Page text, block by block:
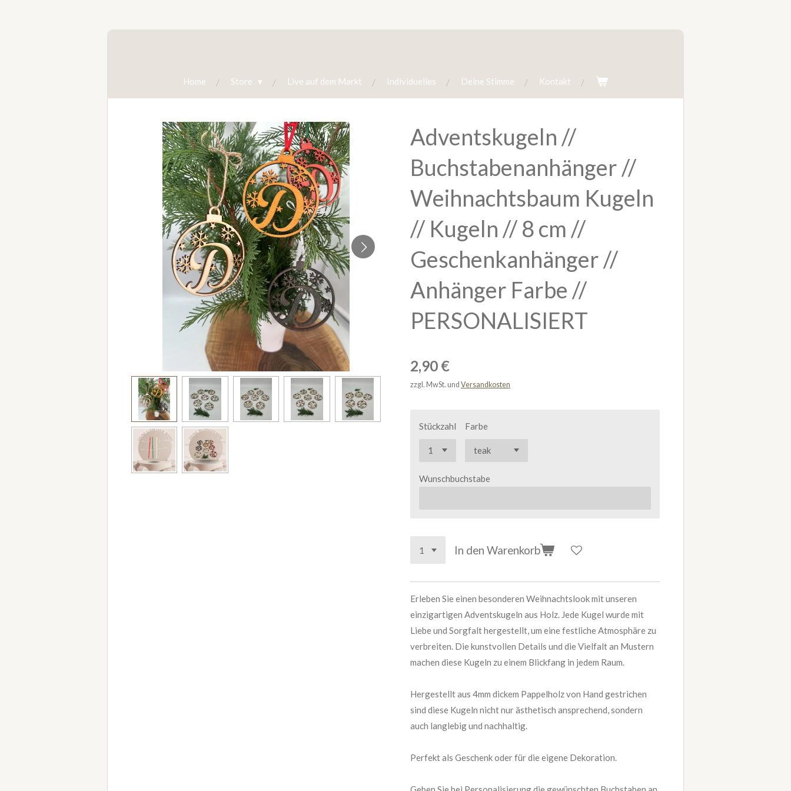
Home Store Live auf dem Markt Individuelles Deine Stimme Kontakt
Adventskugeln //
Buchstabenanhänger //
Weihnachtsbaum Kugeln
// Kugeln // 8 cm //
Geschenkanhänger //
Anhänger Farbe //
PERSONALISIERT
2,90 €
zzgl. MwSt. und Versandkosten
Stückzahl Farbe
Wunschbuchstabe
In den Warenkorb
Erleben Sie einen besonderen Weihnachtslook mit unseren
einzigartigen Adventskugeln aus Holz. Jede Kugel wurde mit
Liebe und Sorgfalt hergestellt, um eine festliche Atmosphäre zu
verbreiten. Die kunstvollen Details und die Vielfalt an Mustern
machen diese Kugeln zu einem Blickfang in jedem Raum.
Hergestellt aus 4mm dickem Pappelholz von Hand gestrichen
sind diese Kugeln nicht nur ästhetisch ansprechend, sondern
auch langlebig und nachhaltig.
Perfekt als Geschenk oder für die eigene Dekoration.